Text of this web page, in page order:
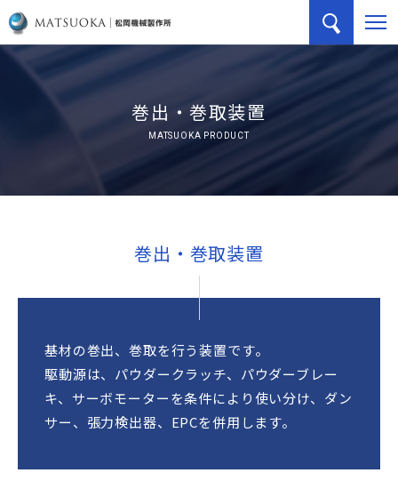
巻出・巻取装置
MATSUOKA PRODUCT
巻出・巻取装置
基材の巻出、巻取を行う装置です。
駆動源は、パウダークラッチ、パウダーブレー
キ、サーボモーターを条件により使い分け、ダン
サー、張力検出器、EPCを併用します。